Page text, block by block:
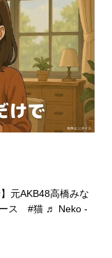
元AKB48高橋みな
ス #猫 ♬ Neko -